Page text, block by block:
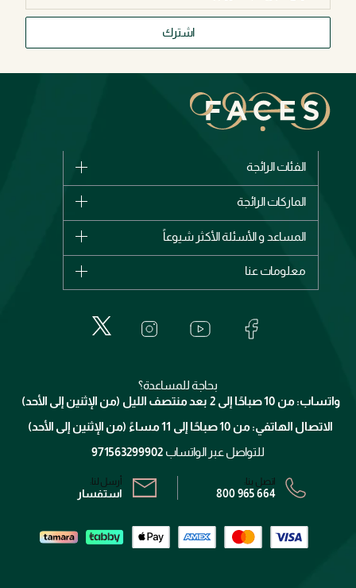
اشترك
الفئات الرائجة
الأكثر مبيعاً
اشترِ بطاقة هدية
الماركات الرائجة
بربري
إيف سان لوران
المساعد و الأسئلة الأكثر شيوعاً
الإرجاع
معلومات عنا
خدمات المعارض
برنامج الولاء ميوز
الشروط و الأحكام
سياسة الخصوصية
بحاجة للمساعدة؟
واتساب: من 10 صباحًا إلى 2 بعد منتصف الليل (من الإثنين إلى الأحد)
الاتصال الهاتفي: من 10 صباحًا إلى 11 مساءً (من الإثنين إلى الأحد)
للتواصل عبر الواتساب 971563299902
اتصل بنا:
800 965 664
أرسل لنا:
استفسار